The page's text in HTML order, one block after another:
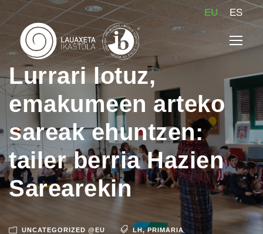
EU ES
Lurrari lotuz,
emakumeen arteko
sareak ehuntzen:
tailer berria Hazien
Sarearekin
UNCATEGORIZED @EU LH, PRIMARIA